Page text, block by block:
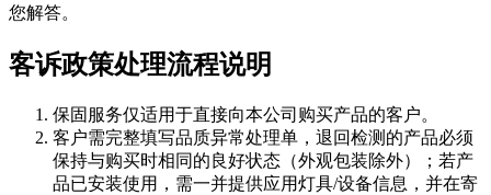
您解答。
客诉政策处理流程说明
保固服务仅适用于直接向本公司购买产品的客户。
客户需完整填写品质异常处理单，退回检测的产品必须
保持与购买时相同的良好状态（外观包装除外）；若产
品已安装使用，需一并提供应用灯具/设备信息，并在寄